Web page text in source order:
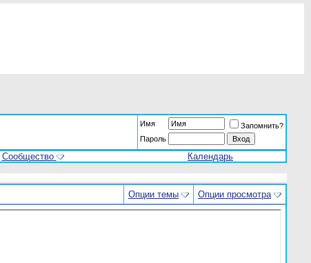
Имя
Запомнить?
Пароль
Сообщество Календарь
Опции темы Опции просмотра